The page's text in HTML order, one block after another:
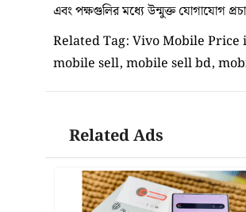
এবং পক্ষগুলির মধ্যে উন্মুক্ত যোগাযোগ
Related Tag: Vivo Mobile
mobile sell, mobile sell bd,
Related Ads